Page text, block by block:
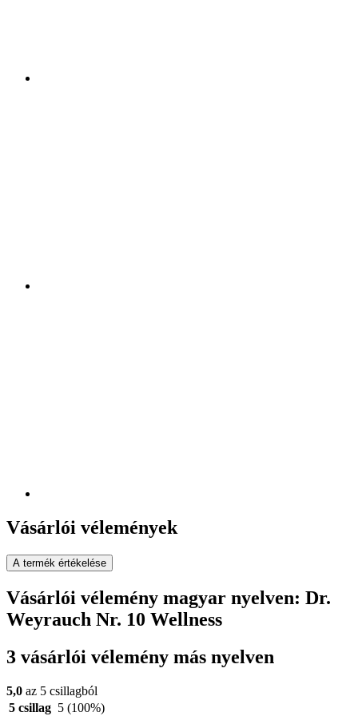
Vásárlói vélemények
A termék értékelése
Vásárlói vélemény magyar nyelven: Dr.
Weyrauch Nr. 10 Wellness
3 vásárlói vélemény más nyelven
5,0 az 5 csillagból
5 csillag 5 (100%)